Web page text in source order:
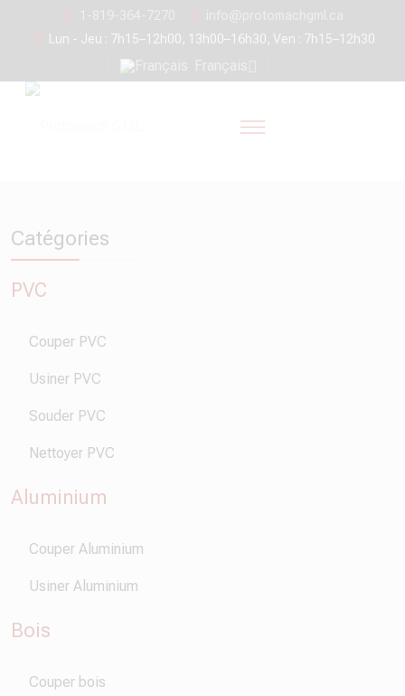
Lun - Jeu : 7h15–12h00, 13h00–16h30, Ven : 7h15–12h30
Catégories
PVC
Couper PVC
Usiner PVC
Souder PVC
Nettoyer PVC
Aluminium
Couper Aluminium
Usiner Aluminium
Bois
Couper bois